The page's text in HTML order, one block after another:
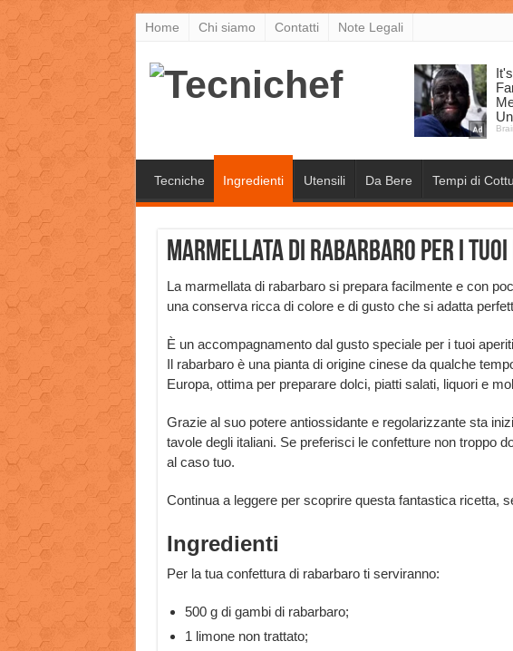
Home Chi siamo Contatti Note Legali
Tecniche Ingredienti Utensili Da Bere Tempi di
Marmellata di rabarbaro per i tuoi
La marmellata di rabarbaro si prepara facilmente e con
una conserva ricca di colore e di gusto che si adatta
È un accompagnamento dal gusto speciale per i tuoi
Il rabarbaro è una pianta di origine cinese da qualche
Europa, ottima per preparare dolci, piatti salati, liquori e
Grazie al suo potere antiossidante e regolarizzante sta
tavole degli italiani. Se preferisci le confetture non troppo
al caso tuo.
Continua a leggere per scoprire questa fantastica ricetta,
Ingredienti
Per la tua confettura di rabarbaro ti serviranno:
500 g di gambi di rabarbaro;
1 limone non trattato;